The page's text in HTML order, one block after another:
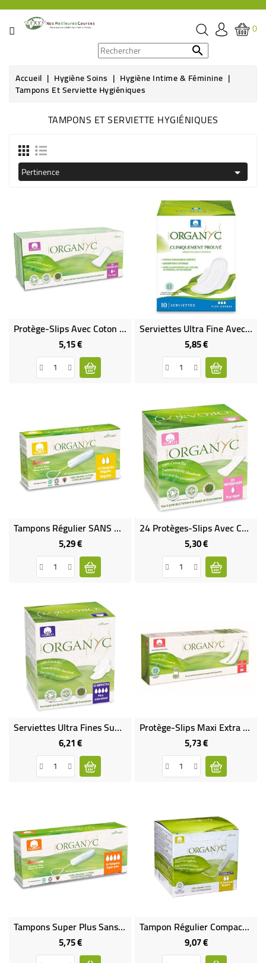
CATÉGORIE
ÉPICERIE
BOISSON
HYGIÈNE
BIEN-
ÊTRE
BÉBÉ
0

Accueil Hygiène Soins Hygiène Intime & Féminine
Tampons Et Serviette Hygiéniques
TAMPONS ET SERVIETTE HYGIÉNIQUES
Pertinence 
Protège-Slips Avec Coton Biologique
5,15 €Prix
Serviettes Ultra Fine Avec Coton Biologique
5,85 €Prix
Tampons Régulier SANS Applicateur
5,29 €Prix
24 Protèges-Slips Avec Coton Biologique En Sachets Individuels
5,30 €Prix
Serviettes Ultra Fines Super À Ailettes En Pochette Individuelle 100% Coton Bio
6,21 €Prix
Protège-Slips Maxi Extra Longs Bio
5,73 €Prix
Tampons Super Plus Sans Applicateur - VEGAN
5,75 €Prix
Tampon Régulier Compact Avec Applicateur D'Origine Végétale - VEGAN
9,07 €Prix